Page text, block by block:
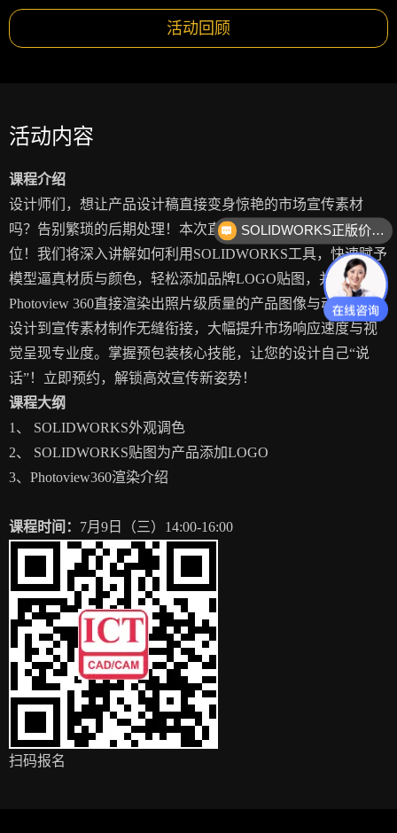
活动回顾
活动内容
课程介绍
设计师们，想让产品设计稿直接变身惊艳的市场宣传素材
吗？告别繁琐的后期处理！本次直播带您在设计端一步到
位！我们将深入讲解如何利用SOLIDWORKS工具，快速赋予
模型逼真材质与颜色，轻松添加品牌LOGO贴图，并通过
Photoview 360直接渲染出照片级质量的产品图像与动画。从
设计到宣传素材制作无缝衔接，大幅提升市场响应速度与视
觉呈现专业度。掌握预包装核心技能，让您的设计自己“说
话”！立即预约，解锁高效宣传新姿势！
课程大纲
1、 SOLIDWORKS外观调色
2、 SOLIDWORKS贴图为产品添加LOGO
3、Photoview360渲染介绍
课程时间： 7月9日（三）14:00-16:00
扫码报名
SOLIDWORKS正版价格？